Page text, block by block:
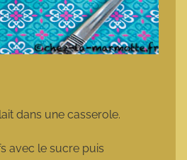
dans une casserole.
avec le sucre puis